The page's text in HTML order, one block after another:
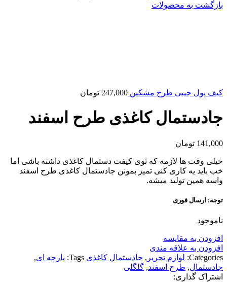
بازگشت به محصولات
کیف پول جیبی طرح مشکین 247,000 تومان
جادستمال کاغذی طرح اسفند
141,000 تومان
خیلی وقت ها لازمه که توی کیفت دستمال کاغذی داشته باشی اما
خب باید یه کاری کنی تمیز بمونن جادستمال کاغذی طرح اسفند
واسه همین تولید میشه.
توجه: ارسال فوری
ناموجود
افزودن به مقایسه
افزودن به علاقه مندی
Categories: لوازم تحریر , جادستمال کاغذی Tags: پارچه ای,
جادستمال, طرح اسفند, گلگلی
اشتراک گذاری: